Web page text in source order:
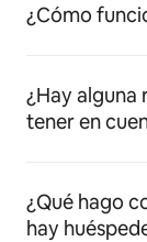
¿Cómo
¿Hay alguna
tener en
¿Qué hago
hay